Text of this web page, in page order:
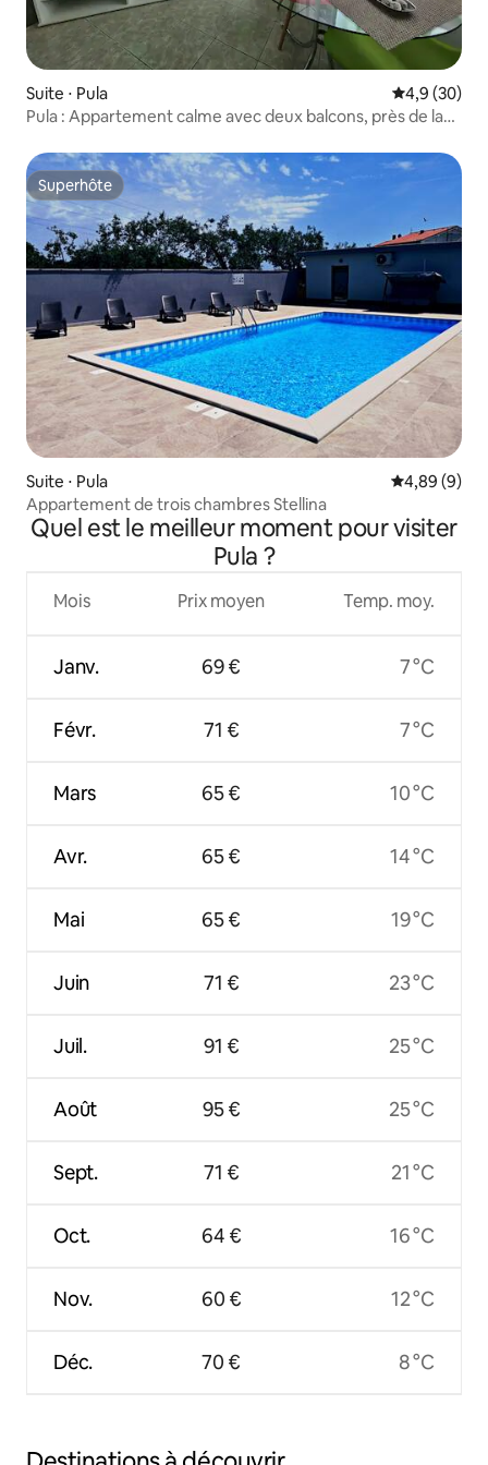
Suite ⋅ Pula Évaluation
4,9 (30)
Pula : Appartement calme avec deux balcons, près de la
Superhôte
Superhôte
Suite ⋅ Pula Évaluation
4,89 (9)
Appartement de trois chambres Stellina
Quel est le meilleur moment pour visiter
Pula ?
Mois
Janv.
Févr.
Mars
Avr.
Mai
Juin
Juil.
Août
Sept.
Oct.
Nov.
Déc.
Prix moyen
69 €
71 €
65 €
65 €
65 €
71 €
91 €
95 €
71 €
64 €
60 €
70 €
Temp. moy.
7 °C
7 °C
10 °C
14 °C
19 °C
23 °C
25 °C
25 °C
21 °C
16 °C
12 °C
8 °C